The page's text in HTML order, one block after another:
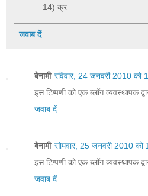
14) क्र
जवाब दें
बेनामी रविवार, 24 जनवरी 2010
इस टिप्पणी को एक ब्लॉग व्यवस्थापक
जवाब दें
बेनामी सोमवार, 25 जनवरी 2010
इस टिप्पणी को एक ब्लॉग व्यवस्थापक
जवाब दें